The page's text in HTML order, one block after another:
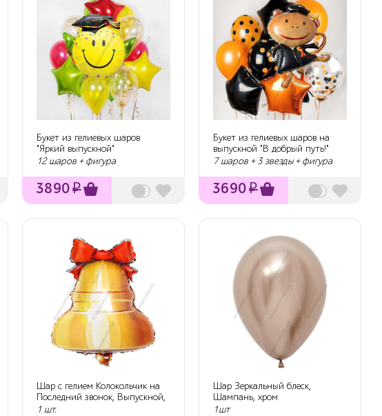
Букет из гелиевых шаров
"Яркий выпускной"
12 шаров + фигура
3890₽
Букет из гелиевых шаров на
выпускной "В добрый путь!"
7 шаров + 3 звезды + фигура
3690₽
Шар с гелием Колокольчик на
Последний звонок, Выпускной,
1 се...
1 шт.
Шар Зеркальный блеск,
Шампань, хром
1шт